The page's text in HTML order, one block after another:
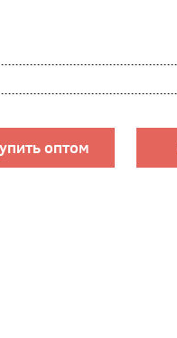
оптом